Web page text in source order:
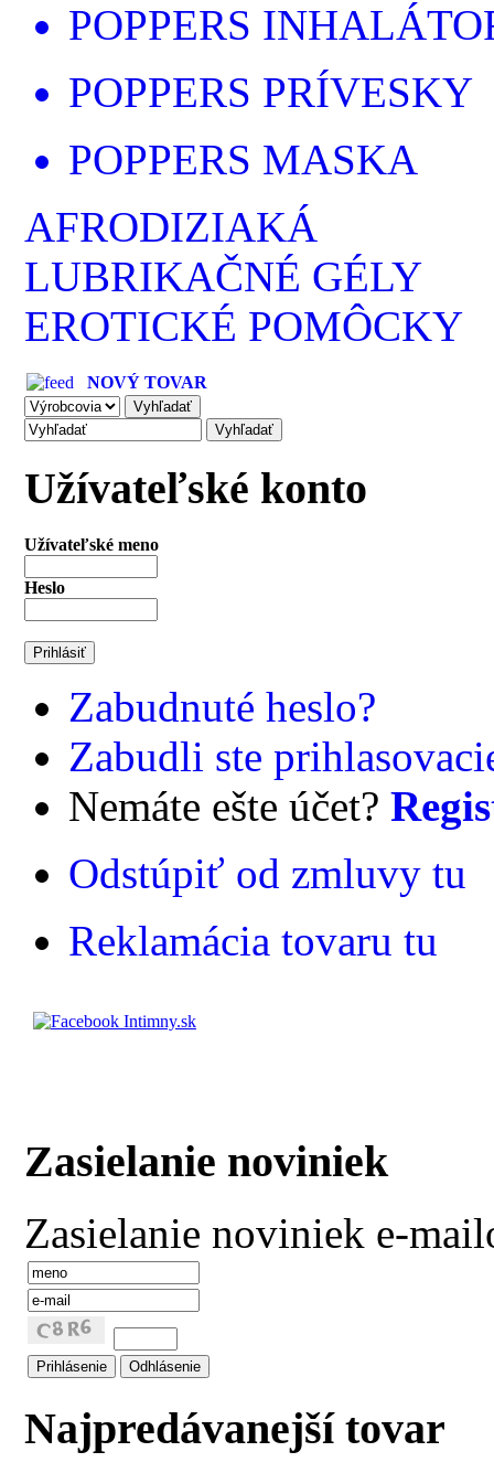
POPPERS
POPPERS PRÍVESKY
POPPERS MASKA
AFRODIZIAKÁ
LUBRIKAČNÉ GÉLY
EROTICKÉ POMÔCKY
NOVÝ TOVAR
Užívateľské konto
Užívateľské meno
Heslo
Zabudnuté heslo?
Zabudli ste
Nemáte ešte účet?
Odstúpiť od zmluvy tu
Reklamácia tovaru tu
Zasielanie noviniek
Zasielanie noviniek e-
Najpredávanejší tovar